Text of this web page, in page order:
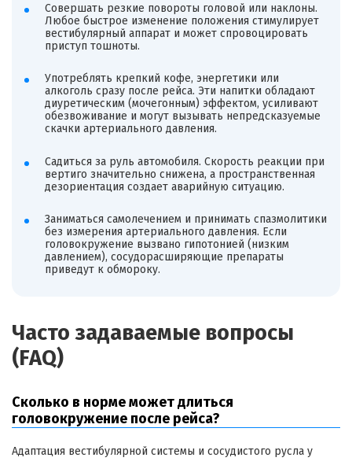
Совершать резкие повороты головой или наклоны.
Любое быстрое изменение положения стимулирует
вестибулярный аппарат и может спровоцировать
приступ тошноты.
Употреблять крепкий кофе, энергетики или
алкоголь сразу после рейса. Эти напитки обладают
диуретическим (мочегонным) эффектом, усиливают
обезвоживание и могут вызывать непредсказуемые
скачки артериального давления.
Садиться за руль автомобиля. Скорость реакции при
вертиго значительно снижена, а пространственная
дезориентация создает аварийную ситуацию.
Заниматься самолечением и принимать спазмолитики
без измерения артериального давления. Если
головокружение вызвано гипотонией (низким
давлением), сосудорасширяющие препараты
приведут к обмороку.
Часто задаваемые вопросы
(FAQ)
Сколько в норме может длиться
головокружение после рейса?
Адаптация вестибулярной системы и сосудистого русла у